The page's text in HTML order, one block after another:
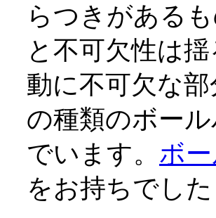
らつきがある
と不可欠性は
動に不可欠な
の種類のボー
でいます。 ボ
をお持ちでし